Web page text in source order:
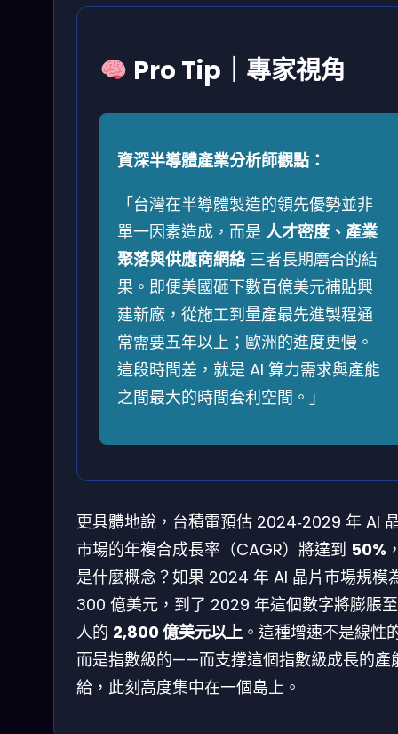
Pro Tip｜專家視角
資深半導體產業分析師觀點：
「台灣在半導體製造的領先優勢並非
單一因素造成，而是 人才密度、產業
聚落與供應商網絡三者長期磨合的結
果。即便美國砸下數百億美元補貼興
建新廠，從施工到量產最先進製程通
常需要五年以上；歐洲的進度更慢。
這段時間差，就是 AI 算力需求與產能
之間最大的時間套利空間。」
更具體地說，台積電預估 2024‑2029 年 AI
市場的年複合成長率（CAGR）將達到 50%
是什麼概念？如果 2024 年 AI 晶片市場規模
300 億美元，到了 2029 年這個數字將膨脹
人的 2,800 億美元以上 。這種增速不是線性
而是指數級的——而支撑這個指數級成長的產
給，此刻高度集中在一個島上。